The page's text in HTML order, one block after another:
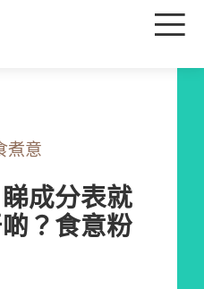
目
煮意
睇成分表就
？食意粉